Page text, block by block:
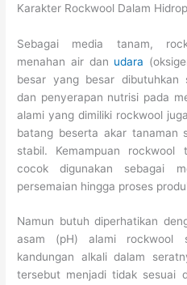
Karakter Rockwool Dalam
Sebagai media tanam,
menahan air dan udara
besar yang besar dibutuhkan
dan penyerapan nutrisi pada
alami yang dimiliki rockwool
batang beserta akar tanaman
stabil. Kemampuan
cocok digunakan sebagai
persemaian hingga proses
Namun butuh diperhatikan
asam (pH) alami rockwool
kandungan alkali dalam
tersebut menjadi tidak sesuai